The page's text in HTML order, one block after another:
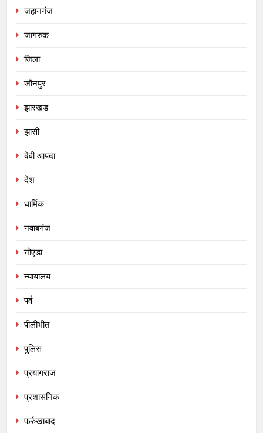
जहानगंज
जागरुक
जिला
जौनपुर
झारखंड
झांसी
देवी आपदा
देश
धार्मिक
नवाबगंज
नोएडा
न्यायालय
पर्व
पीलीभीत
पुलिस
प्रयागराज
प्रशासनिक
फर्रुखाबाद